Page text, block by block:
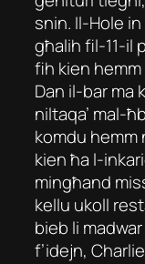
snin. Il-Hole
għalih fil-11-il
fih kien
Dan il-bar ma
niltaqa’ mal-
komdu hemm
kien ħa l-
mingħand
kellu ukoll
bieb li
f’idejn,